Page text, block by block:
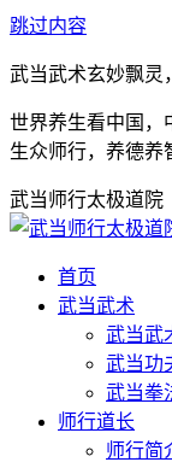
跳过内容
武当武术玄妙飘灵
世界养生看中国，
生众师行，养德养
武当师行太极道院
首页
武当武术
武当武
武当功
武当拳
师行道长
师行简